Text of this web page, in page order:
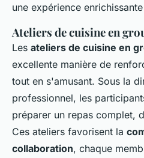
une expérience
Ateliers de cuisine en
Les ateliers de cuisine en
excellente manière de
tout en s'amusant. Sous la
professionnel, les
préparer un repas complet,
Ces ateliers favorisent la
collaboration, chaque